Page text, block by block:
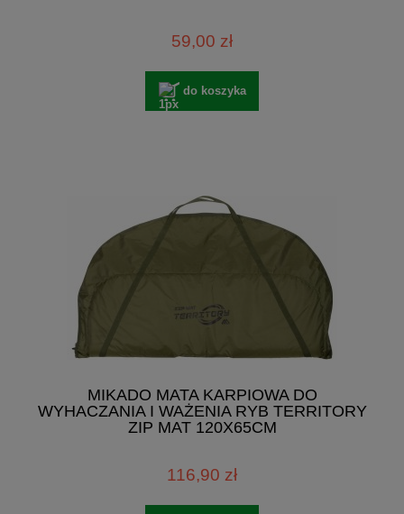
59,00 zł
do koszyka
MIKADO MATA KARPIOWA DO
WYHACZANIA I WAŻENIA RYB TERRITORY
ZIP MAT 120X65CM
116,90 zł